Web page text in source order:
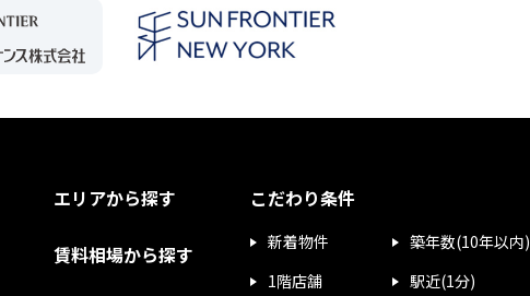
エリアから探す
賃料相場から探す
こだわり条件
新着物件
築年数(10年以内)
1階店舗
駅近(1分)